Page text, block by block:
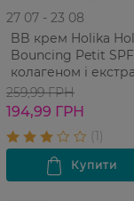
27 07 - 23 08
BB крем Holika
Bouncing Petit
колагеном і
чорної ікри 30 мл
259,99 ГРН
194,99 ГРН